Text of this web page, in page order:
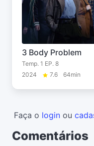
3 Body Problem
Temp. 1 EP. 8
2024
7.6 64min
Faça o login ou
Comentários